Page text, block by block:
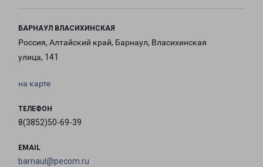
БАРНАУЛ ВЛАСИХИНСКАЯ
Россия, Алтайский край, Барнаул, Власихинская
улица, 141
на карте
ТЕЛЕФОН
8(3852)50-69-39
EMAIL
barnaul@pecom.ru